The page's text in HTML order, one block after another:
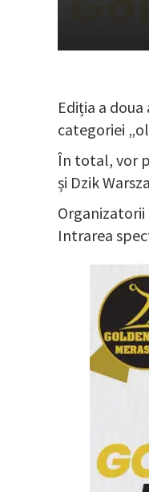
Ediția a
categoriei
În total, vor
și Dzik
Intrarea